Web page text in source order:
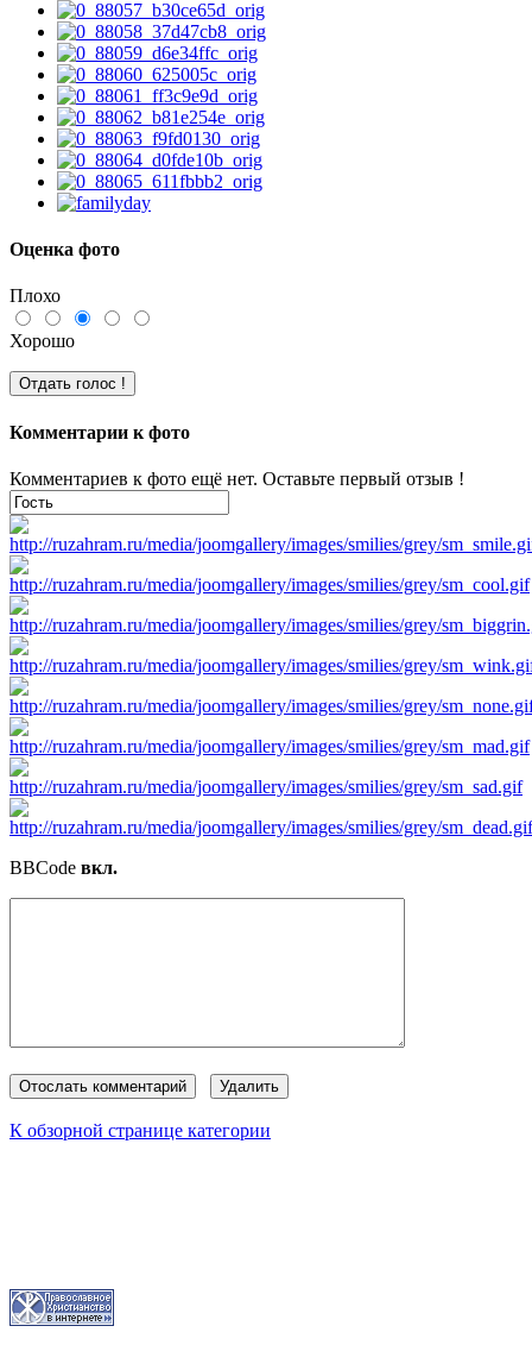
Оценка фото
Плохо
Хорошо
Комментарии к фото
Комментариев к фото ещё нет. Оставьте первый отзыв !
BBCode вкл.
К обзорной странице категории